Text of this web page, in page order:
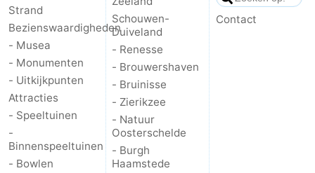
Strand
Bezienswaardigheden
- Musea
- Monumenten
- Uitkijkpunten
Attracties
- Speeltuinen
-
Binnenspeeltuinen
- Bowlen
Schouwen-
Duiveland
- Renesse
- Brouwershaven
- Bruinisse
- Zierikzee
- Natuur
Oosterschelde
- Burgh
Haamstede
Contact